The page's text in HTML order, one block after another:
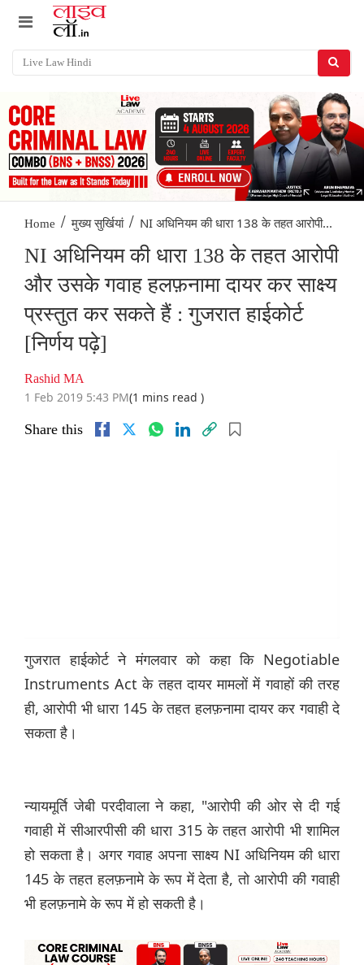
Home / मुख्य सुर्खियां / NI अधिनियम की धारा 138 के तहत आरोपी...
NI अधिनियम की धारा 138 के तहत आरोपी
और उसके गवाह हलफ़नामा दायर कर साक्ष्य
प्रस्तुत कर सकते हैं : गुजरात हाईकोर्ट
[निर्णय पढ़े]
Rashid MA
1 Feb 2019 5:43 PM(1 mins read )
Share this
गुजरात हाईकोर्ट ने मंगलवार को कहा कि Negotiable
Instruments Act के तहत दायर मामलों में गवाहों की तरह
ही, आरोपी भी धारा 145 के तहत हलफ़नामा दायर कर गवाही दे
सकता है।
न्यायमूर्ति जेबी परदीवाला ने कहा, "आरोपी की ओर से दी गई
गवाही में सीआरपीसी की धारा 315 के तहत आरोपी भी शामिल
हो सकता है। अगर गवाह अपना साक्ष्य NI अधिनियम की धारा
145 के तहत हलफ़नामे के रूप में देता है, तो आरोपी की गवाही
भी हलफ़नामे के रूप में हो सकती है।